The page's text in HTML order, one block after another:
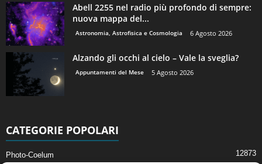
Abell 2255 nel radio più profondo di sempre:
nuova mappa del...
Astronomia, Astrofisica e Cosmologia 6 Agosto 2026
Alzando gli occhi al cielo – Vale la sveglia?
Appuntamenti del Mese 5 Agosto 2026
CATEGORIE POPOLARI
Photo-Coelum 12873